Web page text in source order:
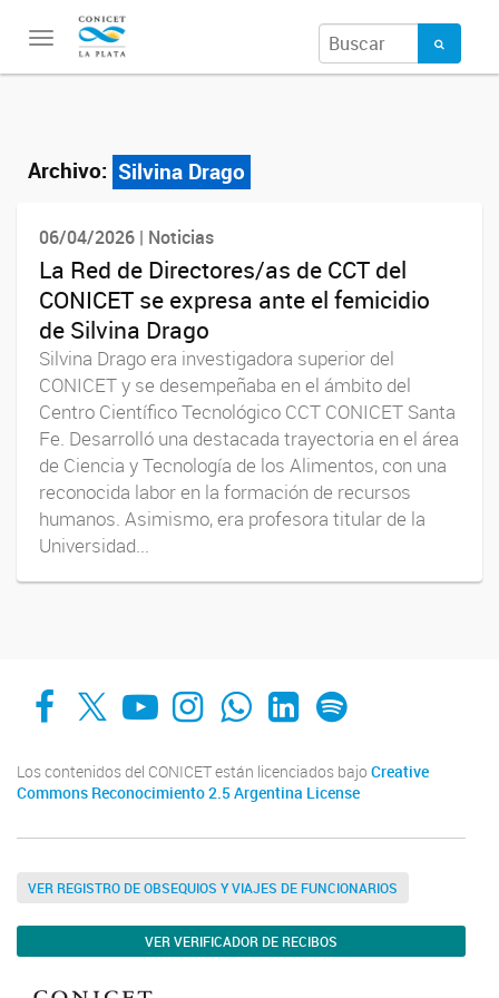
Toggle
navigation
Archivo: Silvina Drago
06/04/2026 | Noticias
La Red de Directores/as de CCT del
CONICET se expresa ante el femicidio
de Silvina Drago
Silvina Drago era investigadora superior del
CONICET y se desempeñaba en el ámbito del
Centro Científico Tecnológico CCT CONICET Santa
Fe. Desarrolló una destacada trayectoria en el área
de Ciencia y Tecnología de los Alimentos, con una
reconocida labor en la formación de recursos
humanos. Asimismo, era profesora titular de la
Universidad...
Facebook
X YouTube
Instagram
Whats AppLinkedIn
Spotify
Los contenidos del CONICET están licenciados bajo Creative
Commons Reconocimiento 2.5 Argentina License
VER REGISTRO DE OBSEQUIOS Y VIAJES DE FUNCIONARIOS
VER VERIFICADOR DE RECIBOS